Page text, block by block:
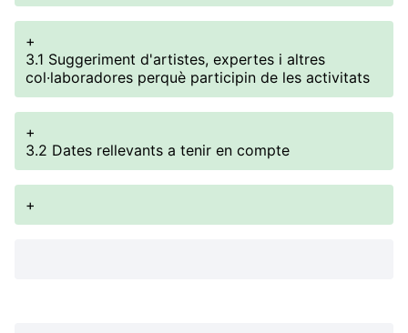
+
3.1 Suggeriment d'artistes, expertes i altres
col·laboradores perquè participin de les activitats
+
3.2 Dates rellevants a tenir en compte
+